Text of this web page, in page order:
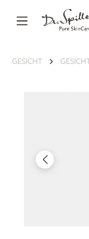
springen
GESICHT